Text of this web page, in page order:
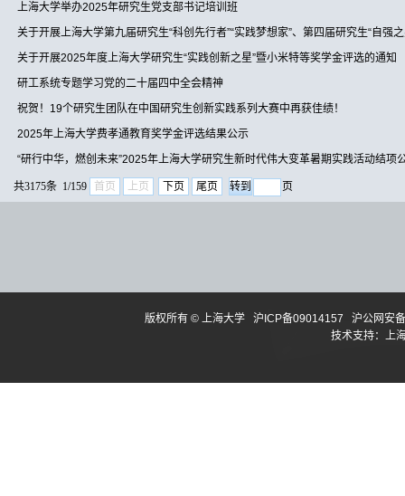
上海大学举办2025年研究生党支部书记培训班
关于开展上海大学第九届研究生“科创先行者”“实践梦想家”、第四届研究生“自强
关于开展2025年度上海大学研究生“实践创新之星”暨小米特等奖学金评选的通知
研工系统专题学习党的二十届四中全会精神
祝贺！19个研究生团队在中国研究生创新实践系列大赛中再获佳绩！
2025年上海大学费孝通教育奖学金评选结果公示
“研行中华，燃创未来”2025年上海大学研究生新时代伟大变革暑期实践活动结项
共3175条 1/159 首页 上页 下页 尾页 页
版权所有 © 上海大学 沪ICP备09014157
沪公网安
技术支持：上